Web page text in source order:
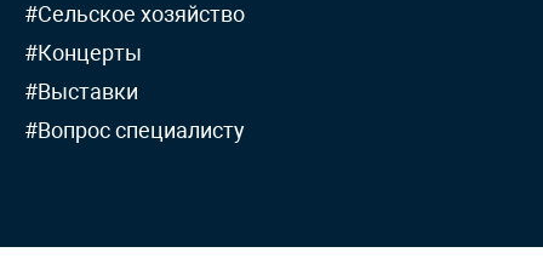
#Сельское хозяйство
#Концерты
#Выставки
#Вопрос специалисту